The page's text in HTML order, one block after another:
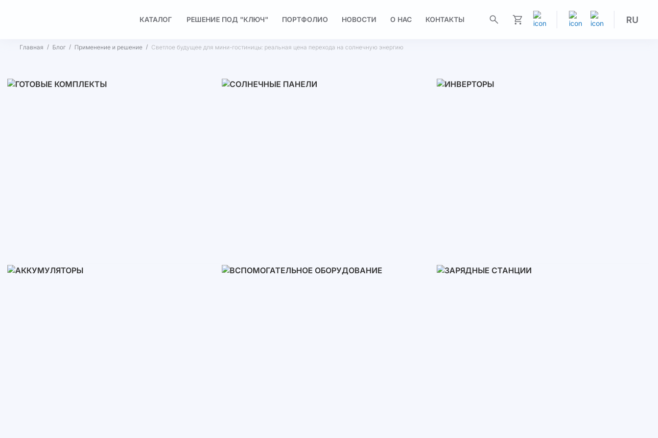
КАТАЛОГ РЕШЕНИЕ ПОД "КЛЮЧ" ПОРТФОЛИО НОВОСТИ О НАС
КОНТАКТЫ
RU
Главная Блог Применение и решение Светлое будущее для мини-гостиницы: реальная цена перехода на солнечную энергию
3-10 кВт Однофазные